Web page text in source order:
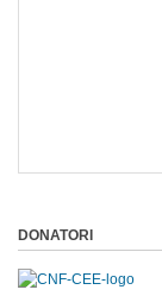
DONATORI